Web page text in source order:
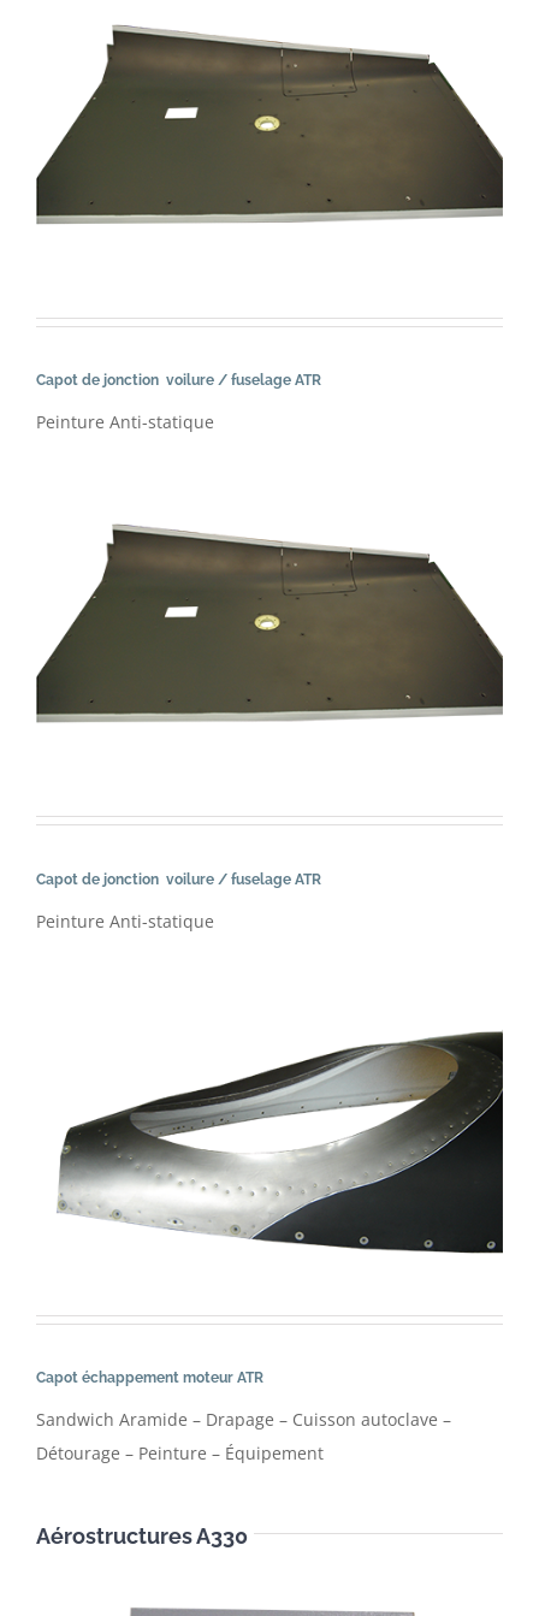
Capot de jonction voilure / fuselage ATR
Peinture Anti-statique
Capot de jonction voilure / fuselage ATR
Peinture Anti-statique
Capot échappement moteur ATR
Sandwich Aramide – Drapage – Cuisson autoclave –
Détourage – Peinture – Équipement
Aérostructures A330